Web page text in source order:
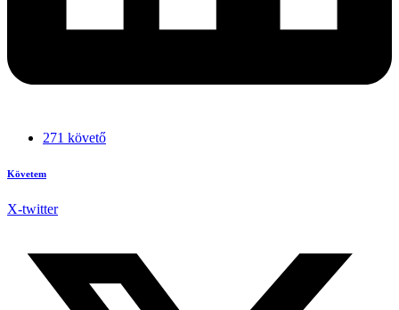
271 követő
Követem
X-twitter